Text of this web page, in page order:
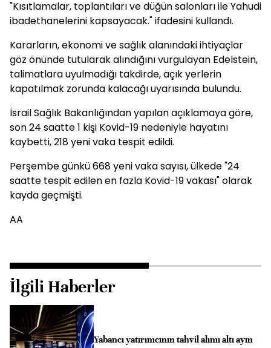
"Kısıtlamalar, toplantıları ve düğün salonları ile Yahudi
ibadethanelerini kapsayacak." ifadesini kullandı.
Kararların, ekonomi ve sağlık alanındaki ihtiyaçlar
göz önünde tutularak alındığını vurgulayan Edelstein,
talimatlara uyulmadığı takdirde, açık yerlerin
kapatılmak zorunda kalacağı uyarısında bulundu.
İsrail Sağlık Bakanlığından yapılan açıklamaya göre,
son 24 saatte 1 kişi Kovid-19 nedeniyle hayatını
kaybetti, 218 yeni vaka tespit edildi.
Perşembe günkü 668 yeni vaka sayısı, ülkede "24
saatte tespit edilen en fazla Kovid-19 vakası" olarak
kayda geçmişti.
AA
İlgili Haberler
Yabancı yatırımcının tahvil alımı altı ayın